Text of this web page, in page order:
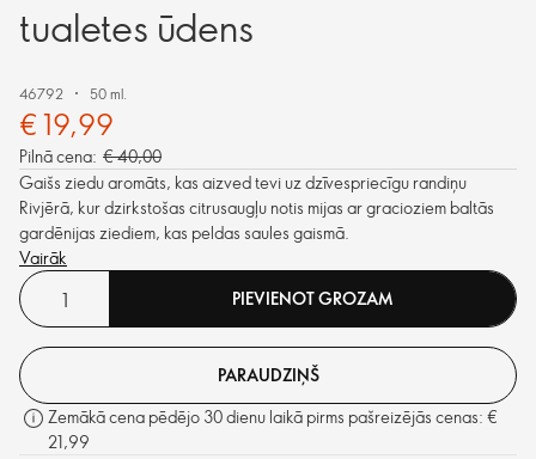
tualetes ūdens
46792 50 ml.
€ 19,99
Pilnā cena: € 40,00
Gaišs ziedu aromāts, kas aizved tevi uz dzīvespriecīgu randiņu
Rivjērā, kur dzirkstošas citrusaugļu notis mijas ar gracioziem baltās
gardēnijas ziediem, kas peldas saules gaismā.
Vairāk
PIEVIENOT GROZAM
PARAUDZIŅŠ
Zemākā cena pēdējo 30 dienu laikā pirms pašreizējās cenas: €
21,99